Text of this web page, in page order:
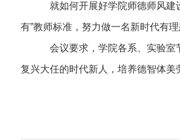
就如何开展好学院师德师风建
有”教师标准，努力做一名新时代有
会议要求，学院各系、实验室
复兴大任的时代新人，培养德智体美